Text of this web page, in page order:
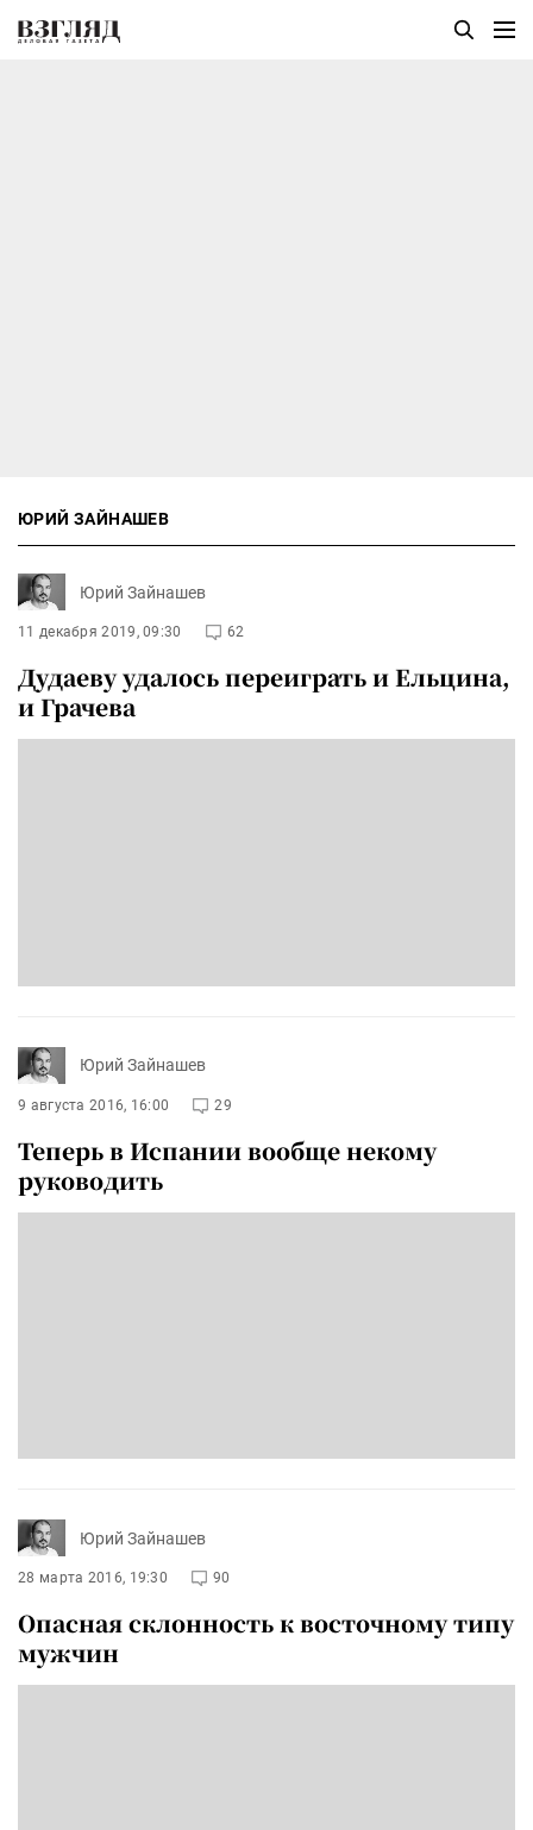
ЮРИЙ ЗАЙНАШЕВ
Юрий Зайнашев
11 декабря 2019, 09:30 62
Дудаеву удалось переиграть и Ельцина,
и Грачева
Юрий Зайнашев
9 августа 2016, 16:00 29
Теперь в Испании вообще некому
руководить
Юрий Зайнашев
28 марта 2016, 19:30 90
Опасная склонность к восточному типу
мужчин